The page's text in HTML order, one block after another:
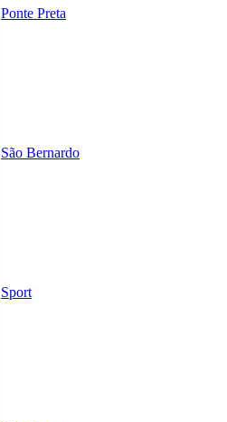
Ponte Preta
São Bernardo
Sport